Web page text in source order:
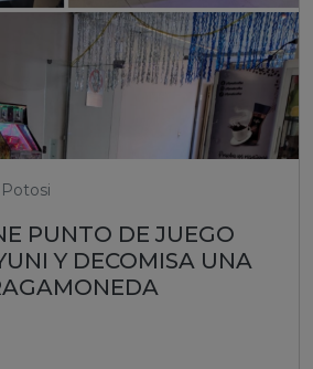
PUNTO DE JUEGO
Y DECOMISA UNA